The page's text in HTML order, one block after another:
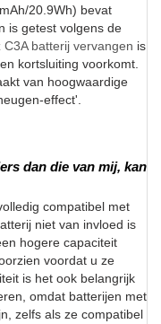
20.9Wh) bevat
is getest volgens de
C3A batterij vervangen is
kortsluiting voorkomt.
van hoogwaardige
effect'.
dan die van mij, kan
compatibel met
niet van invloed is
hogere capaciteit
voordat u ze
is het ook belangrijk
omdat batterijen met
zelfs als ze compatibel